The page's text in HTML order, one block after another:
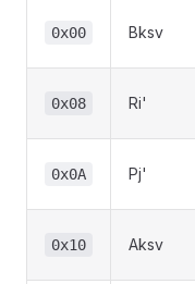
0x00 Bksv
0x08 Ri'
0x0A Pj'
0x10 Aksv